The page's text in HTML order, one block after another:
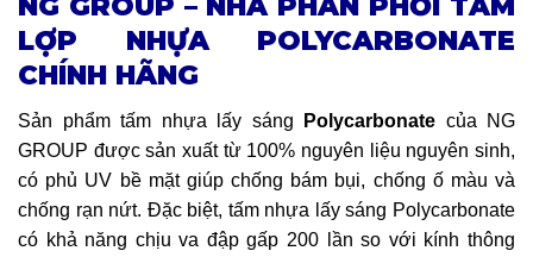
LỢP NHỰA POLYCARBONATE
CHÍNH HÃNG
Sản phẩm tấm nhựa lấy sáng Polycarbonate của NG
GROUP được sản xuất từ 100% nguyên liệu nguyên sinh,
có phủ UV bề mặt giúp chống bám bụi, chống ố màu và
chống rạn nứt. Đặc biệt, tấm nhựa lấy sáng Polycarbonate
có khả năng chịu va đập gấp 200 lần so với kính thông